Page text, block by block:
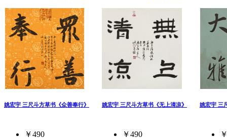
姚宏宇 三尺斗方草书《众善奉行》
￥490
姚宏宇 三尺斗方草书《无上清凉》
￥490
姚宏宇 三